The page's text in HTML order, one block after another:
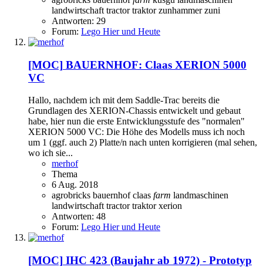
landwirtschaft tractortraktorzunhammerzuni
Antworten: 29
Forum: Lego Hier und Heute
[MOC] BAUERNHOF: Claas XERION 5000
VC
Hallo, nachdem ich mit dem Saddle-Trac bereits die
Grundlagen des XERION-Chassis entwickelt und gebaut
habe, hier nun die erste Entwicklungsstufe des "normalen"
XERION 5000 VC: Die Höhe des Modells muss ich noch
um 1 (ggf. auch 2) Platte/n nach unten korrigieren (mal sehen,
wo ich sie...
merhof
Thema
6 Aug. 2018
agrobricks bauernhofclaas farm landmaschinen
landwirtschaft tractortraktorxerion
Antworten: 48
Forum: Lego Hier und Heute
[MOC] IHC 423 (Baujahr ab 1972) - Prototyp